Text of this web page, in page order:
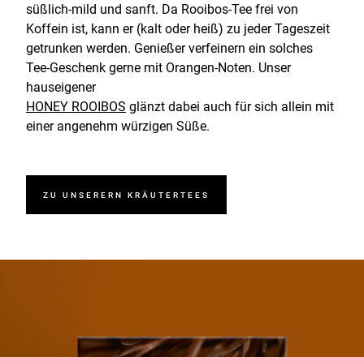
süßlich-mild und sanft. Da Rooibos-Tee frei von
Koffein ist, kann er (kalt oder heiß) zu jeder Tageszeit
getrunken werden. Genießer verfeinern ein solches
Tee-Geschenk gerne mit Orangen-Noten. Unser
hauseigener
HONEY ROOIBOS glänzt dabei auch für sich allein mit
einer angenehm würzigen Süße.
ZU UNSERERN KRÄUTERTEES